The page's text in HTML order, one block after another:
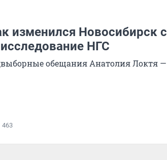
изменился Новосибирск с
НГС
обещания Анатолия Локтя —
463